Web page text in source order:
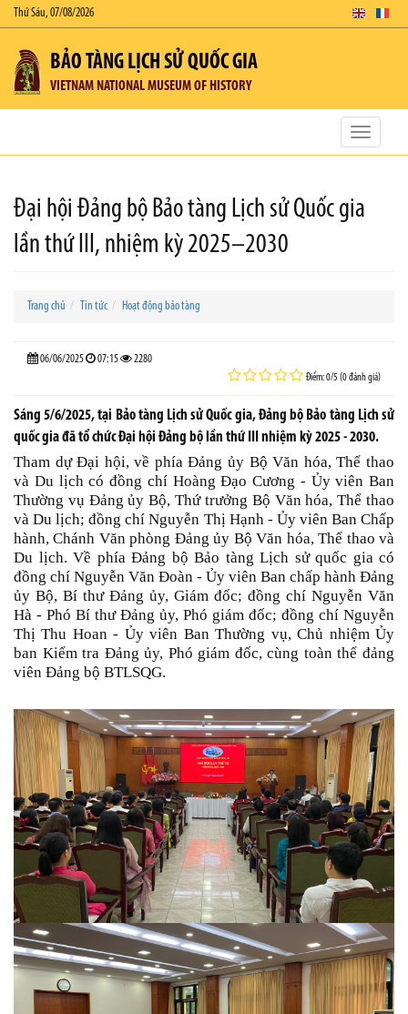
Thứ Sáu, 07/08/2026
BẢO TÀNG LỊCH SỬ QUỐC GIA
VIETNAM NATIONAL MUSEUM OF HISTORY
Toggle
Đại hội Đảng bộ Bảo tàng Lịch sử Quốc gia
lần thứ III, nhiệm kỳ 2025–2030
Trang chủ Tin tức Hoạt động bảo tàng
06/06/2025 07:15 2280
Điểm: 0/5 (0 đánh giá)
Sáng 5/6/2025, tại Bảo tàng Lịch sử Quốc gia, Đảng bộ Bảo tàng Lịch sử
quốc gia đã tổ chức Đại hội Đảng bộ lần thứ III nhiệm kỳ 2025 - 2030.
Tham dự Đại hội, về phía Đảng ủy Bộ Văn hóa, Thể thao
và Du lịch có đồng chí Hoàng Đạo Cương - Ủy viên Ban
Thường vụ Đảng ủy Bộ, Thứ trưởng Bộ Văn hóa, Thể thao
và Du lịch; đồng chí Nguyễn Thị Hạnh - Ủy viên Ban Chấp
hành, Chánh Văn phòng Đảng ủy Bộ Văn hóa, Thể thao và
Du lịch. Về phía Đảng bộ Bảo tàng Lịch sử quốc gia có
đồng chí Nguyễn Văn Đoàn - Ủy viên Ban chấp hành Đảng
ủy Bộ, Bí thư Đảng ủy, Giám đốc; đồng chí Nguyễn Văn
Hà - Phó Bí thư Đảng ủy, Phó giám đốc; đồng chí Nguyễn
Thị Thu Hoan - Ủy viên Ban Thường vụ, Chủ nhiệm Ủy
ban Kiểm tra Đảng ủy, Phó giám đốc, cùng toàn thể đảng
viên Đảng bộ BTLSQG.